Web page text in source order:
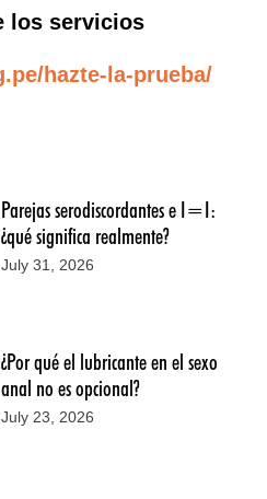
los servicios
hazte-la-prueba/
Parejas serodiscordantes e I=I:
¿qué significa realmente?
July 31, 2026
¿Por qué el lubricante en el sexo
anal no es opcional?
July 23, 2026